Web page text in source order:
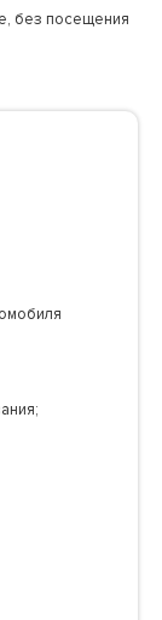
без посещения